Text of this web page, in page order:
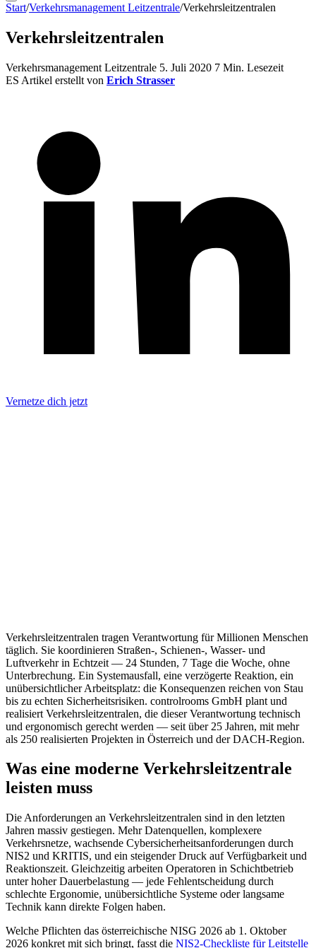
Start/Verkehrsmanagement Leitzentrale/Verkehrsleitzentralen
Verkehrsleitzentralen
Verkehrsmanagement Leitzentrale 5. Juli 2020 7 Min. Lesezeit
ES Artikel erstellt von Erich Strasser
Vernetze dich jetzt
Verkehrsleitzentralen tragen Verantwortung für Millionen Menschen
täglich. Sie koordinieren Straßen-, Schienen-, Wasser- und
Luftverkehr in Echtzeit — 24 Stunden, 7 Tage die Woche, ohne
Unterbrechung. Ein Systemausfall, eine verzögerte Reaktion, ein
unübersichtlicher Arbeitsplatz: die Konsequenzen reichen von Stau
bis zu echten Sicherheitsrisiken. controlrooms GmbH plant und
realisiert Verkehrsleitzentralen, die dieser Verantwortung technisch
und ergonomisch gerecht werden — seit über 25 Jahren, mit mehr
als 250 realisierten Projekten in Österreich und der DACH-Region.
Was eine moderne Verkehrsleitzentrale
leisten muss
Die Anforderungen an Verkehrsleitzentralen sind in den letzten
Jahren massiv gestiegen. Mehr Datenquellen, komplexere
Verkehrsnetze, wachsende Cybersicherheitsanforderungen durch
NIS2 und KRITIS, und ein steigender Druck auf Verfügbarkeit und
Reaktionszeit. Gleichzeitig arbeiten Operatoren in Schichtbetrieb
unter hoher Dauerbelastung — jede Fehlentscheidung durch
schlechte Ergonomie, unübersichtliche Systeme oder langsame
Technik kann direkte Folgen haben.
Welche Pflichten das österreichische NISG 2026 ab 1. Oktober
2026 konkret mit sich bringt, fasst die NIS2-Checkliste für Leitstelle